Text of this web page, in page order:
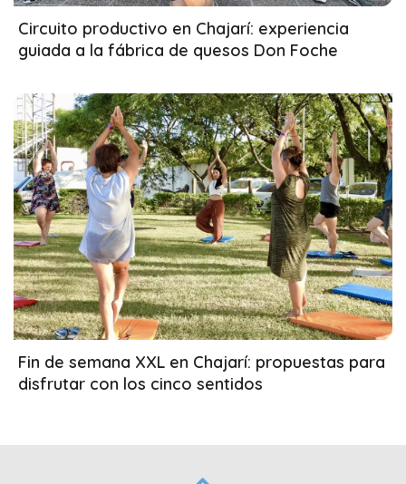
18/03/2026
Circuito productivo en Chajarí: experiencia
guiada a la fábrica de quesos Don Foche
18/03/2026
Fin de semana XXL en Chajarí: propuestas para
disfrutar con los cinco sentidos